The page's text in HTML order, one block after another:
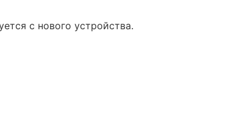
с нового устройства.